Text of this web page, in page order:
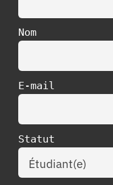
Nom
E-mail
Statut